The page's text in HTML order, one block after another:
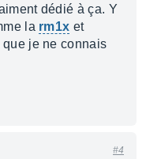
dédié à ça. Y
la rm1x et
je ne connais
#4